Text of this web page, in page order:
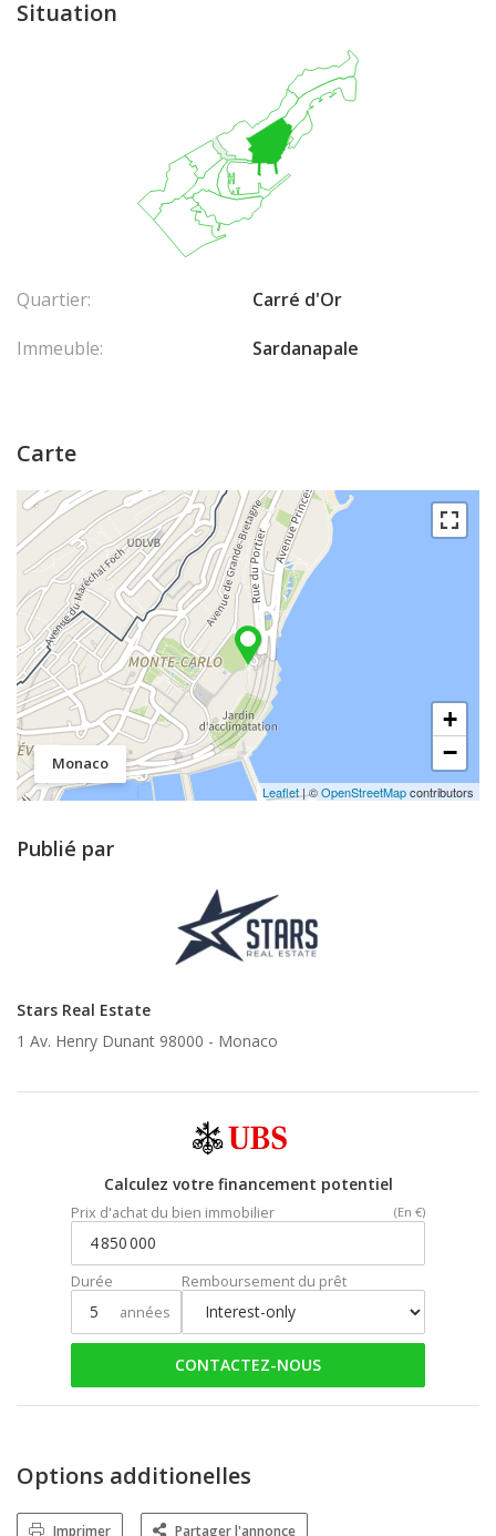
Situation
Quartier:
Carré d'Or
Immeuble:
Sardanapale
Carte
Monaco
+
−
Leaflet| ©OpenStreetMapcontributors
Publié par
Stars Real Estate
1 Av. Henry Dunant 98000 - Monaco
Calculez votre financement potentiel
Prix d'achat du bien immobilier (En €)
Durée
années
Remboursement du prêt
CONTACTEZ-NOUS
Options additionelles
Imprimer Partager l'annonce